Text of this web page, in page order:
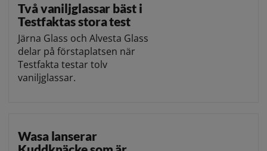
Två vaniljglassar bäst i
Testfaktas stora test
Järna Glass och Alvesta Glass
delar på förstaplatsen när
Testfakta testar tolv
vaniljglassar.
Wasa lanserar